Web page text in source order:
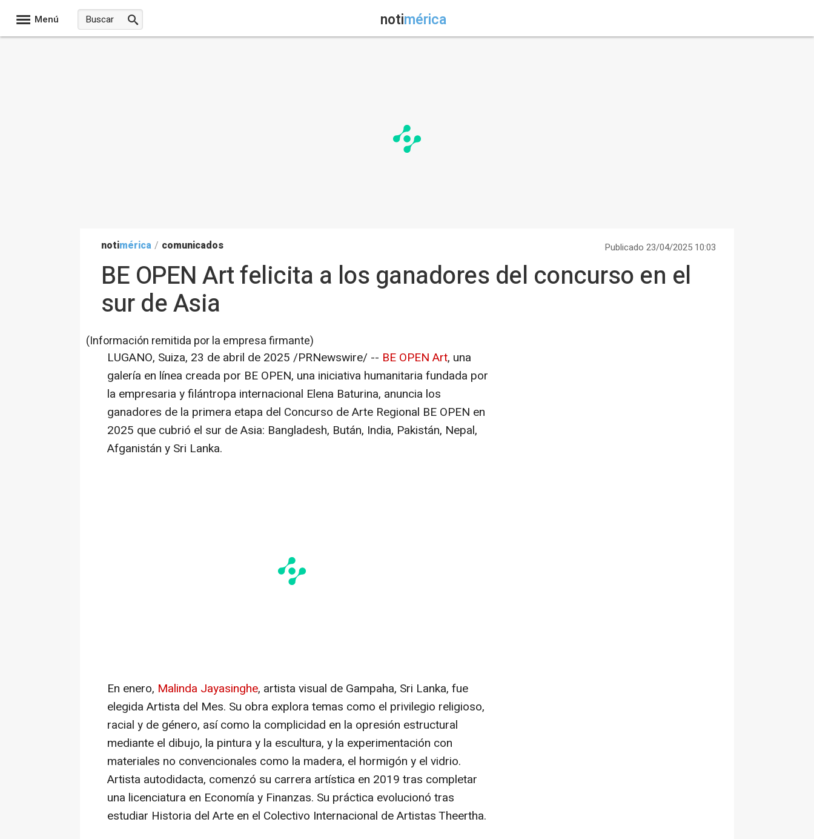
Menú notimérica
notimérica / comunicados Publicado 23/04/2025 10:03
BE OPEN Art felicita a los ganadores del concurso en el
sur de Asia
(Información remitida por la empresa firmante)
LUGANO, Suiza, 23 de abril de 2025 /PRNewswire/ -- BE OPEN Art, una
galería en línea creada por BE OPEN, una iniciativa humanitaria fundada por
la empresaria y filántropa internacional Elena Baturina, anuncia los
ganadores de la primera etapa del Concurso de Arte Regional BE OPEN en
2025 que cubrió el sur deAsia: Bangladesh, Bután, India, Pakistán, Nepal,
Afganistán y Sri Lanka.
En enero, Malinda Jayasinghe, artista visual de Gampaha, Sri Lanka, fue
elegida Artista del Mes. Su obra explora temas como el privilegio religioso,
racial y de género, así como la complicidad en la opresión estructural
mediante el dibujo, la pintura y la escultura, y la experimentación con
materiales no convencionales como la madera, el hormigón y el vidrio.
Artista autodidacta, comenzó su carrera artística en 2019 tras completar
una licenciatura en Economía y Finanzas. Su práctica evolucionó tras
estudiar Historia del Arte en el Colectivo Internacional de Artistas Theertha.